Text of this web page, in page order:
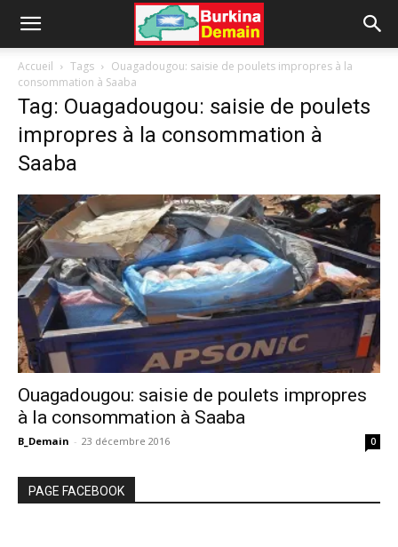
Accueil Tags
Ouagadougou: saisie de poulets impropres à la
consommation à Saaba
Tag: Ouagadougou: saisie de poulets
impropres à la consommation à
Saaba
Ouagadougou: saisie de poulets impropres
à la consommation à Saaba
B_Demain - 23 décembre 2016 0
PAGE FACEBOOK